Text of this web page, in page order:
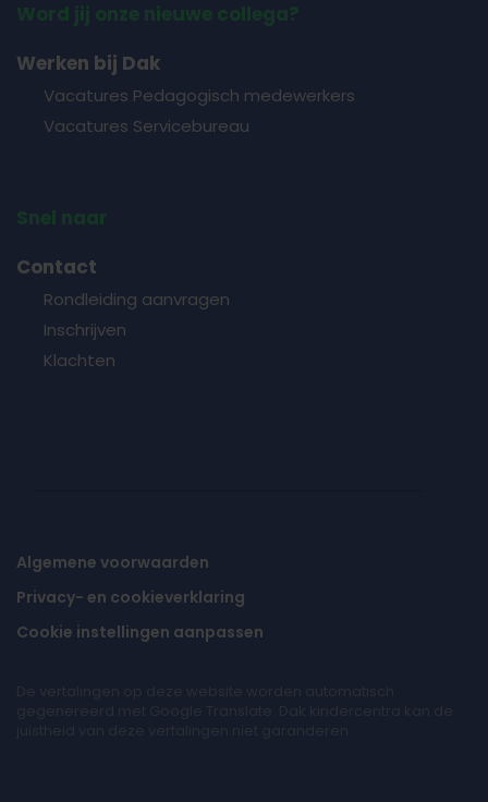
Word jij onze nieuwe collega?
Werken bij Dak
Vacatures Pedagogisch medewerkers
Vacatures Servicebureau
Snel naar
Contact
Rondleiding aanvragen
Inschrijven
Klachten
Algemene voorwaarden
Privacy- en cookieverklaring
Cookie instellingen aanpassen